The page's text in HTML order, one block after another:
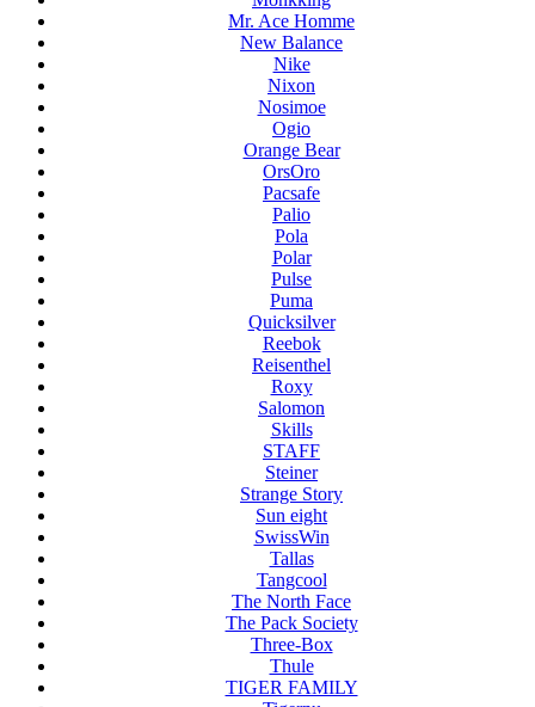
Mr. Ace Homme
New Balance
Nike
Nixon
Nosimoe
Ogio
Orange Bear
OrsOro
Pacsafe
Palio
Pola
Polar
Pulse
Puma
Quicksilver
Reebok
Reisenthel
Roxy
Salomon
Skills
STAFF
Steiner
Strange Story
Sun eight
SwissWin
Tallas
Tangcool
The North Face
The Pack Society
Three-Box
Thule
TIGER FAMILY